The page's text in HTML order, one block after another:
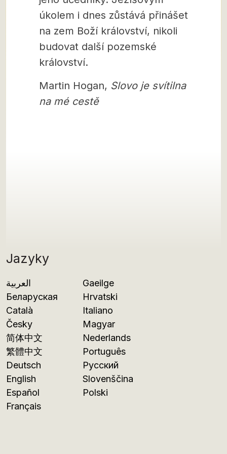
Jazyky
العربية
Беларуская
Català
Česky
简体中文
繁體中文
Deutsch
English
Español
Français
Gaeilge
Hrvatski
Italiano
Magyar
Nederlands
Português
Русский
Slovenščina
Polski
úkolem i dnes zůstává přinášet
na zem Boží království, nikoli
budovat další pozemské
království.
Martin Hogan, Slovo je svítilna
na mé cestě